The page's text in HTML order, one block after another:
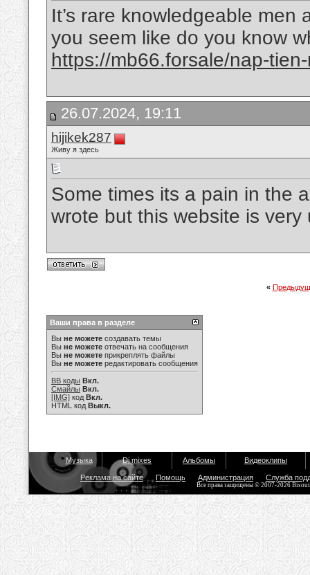
It’s rare knowledgeable
you seem like do you know
https://mb66.forsale/nap-
26.07.2024, 19:11
hijikek287
Живу я здесь
Some times its a pain in the
wrote but this website is
«
Ваши права в разделе
Вы не можете создавать темы
Вы не можете отвечать на сообщения
Вы не можете прикреплять файлы
Вы не можете редактировать сообщения
BB коды Вкл.
Смайлы Вкл.
[IMG] код Вкл.
HTML код Выкл.
Музыка Dj mixes Альбомы Видеоклипы
Реклама на сайте Помощь Администрация Служба
Все права защищены © 2007-2026